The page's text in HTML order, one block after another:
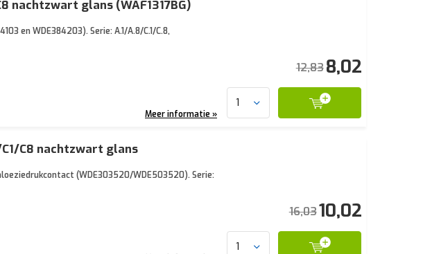
nachtzwart glans (WAF1317BG)
en WDE384203). Serie: A.1/A.8/C.1/C.8,
12,838,02
Meer informatie »
C8 nachtzwart glans
(WDE303520/WDE503520). Serie:
16,0310,02